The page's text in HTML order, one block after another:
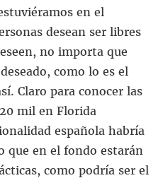
en el
desean ser libres
no importa que
como lo es el
Claro para conocer las
mil en Florida
española habría
que en el fondo estarán
como podría ser el